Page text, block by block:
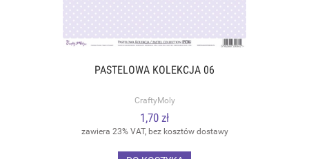
PASTELOWA KOLEKCJA 06
CraftyMoly
1,70 zł
zawiera 23% VAT, bez kosztów dostawy